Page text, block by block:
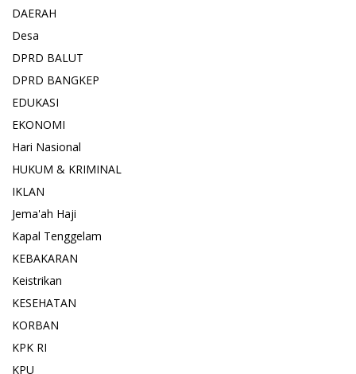
DAERAH
Desa
DPRD BALUT
DPRD BANGKEP
EDUKASI
EKONOMI
Hari Nasional
HUKUM & KRIMINAL
IKLAN
Jema'ah Haji
Kapal Tenggelam
KEBAKARAN
Keistrikan
KESEHATAN
KORBAN
KPK RI
KPU